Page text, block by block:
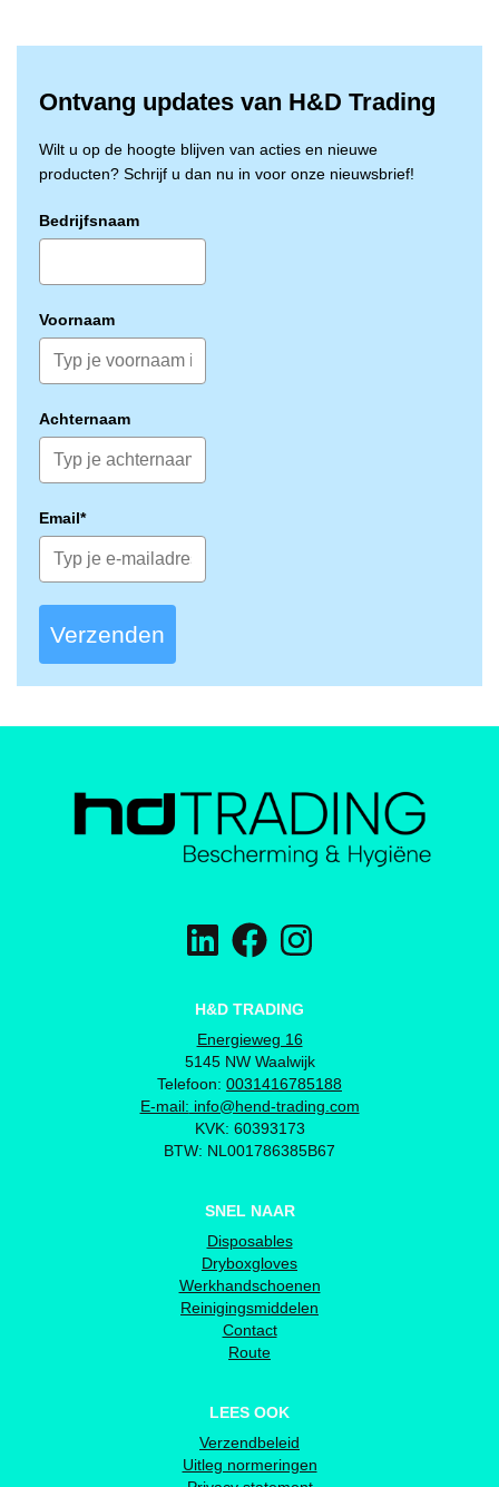
Ontvang updates van H&D Trading
Wilt u op de hoogte blijven van acties en nieuwe
producten? Schrijf u dan nu in voor onze nieuwsbrief!
Bedrijfsnaam
Voornaam
Achternaam
Email*
Verzenden
H&D TRADING
Energieweg 16
5145 NW Waalwijk
Telefoon: 0031416785188
E-mail: info@hend-trading.com
KVK: 60393173
BTW: NL001786385B67
SNEL NAAR
Disposables
Dryboxgloves
Werkhandschoenen
Reinigingsmiddelen
Contact
Route
LEES OOK
Verzendbeleid
Uitleg normeringen